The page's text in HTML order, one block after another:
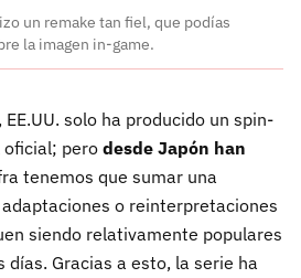
un remake tan fiel, que podías
la imagen in-game.
solo ha producido un spin-
oficial; pero desde Japón han
tenemos que sumar una
o reinterpretaciones
siendo relativamente populares
Gracias a esto, la serie ha